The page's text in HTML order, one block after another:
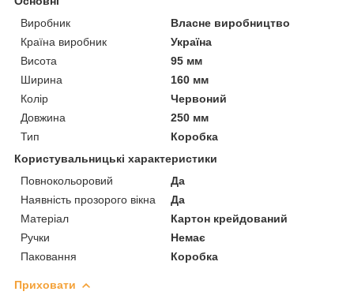
Виробник
Власне виробництво
Країна виробник
Україна
Висота
95 мм
Ширина
160 мм
Колір
Червоний
Довжина
250 мм
Тип
Коробка
Користувальницькі характеристики
Повнокольоровий
Да
Наявність прозорого вікна
Да
Матеріал
Картон крейдований
Ручки
Немає
Паковання
Коробка
Приховати